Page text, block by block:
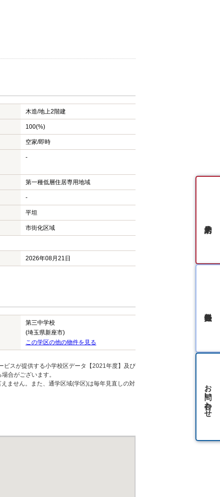
木造/地上2階建
100(%)
空家/即時
-
第一種低層住居専用地域
-
平坦
市街化区域
2026年08月21日
第三中学校
(埼玉県新座市)
この学区の他の物件を見る
ビスが提供する小学校区データ【2021年度】及び
合がございます。
ません。また、通学区域(学区)は毎年見直しの対
お問い合わせ